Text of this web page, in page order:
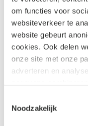
om functies voor
websiteverkeer te
website gebeurt
cookies. Ook delen
onze site met onze
adverteren en
uw gebruik van hun
Noodzakelijk
De wijzigingen met
contracten zou in
inwerkingtreding is
2015 zullen
dienstverband krijgen
maximaal drie
laatste